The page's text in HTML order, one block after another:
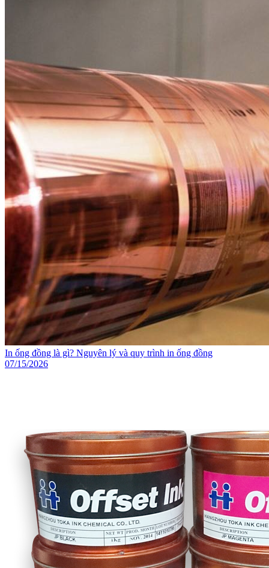
In ống đồng là gì? Nguyên lý và quy trình in ống đồng
07/15/2026